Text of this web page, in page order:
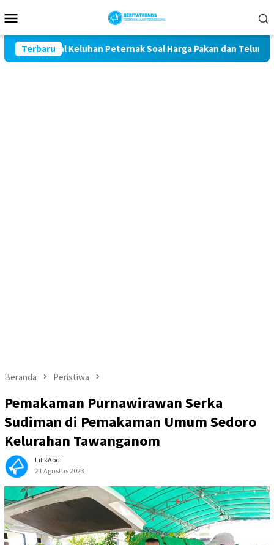
ke
Mobile
Terbaru
Kawal Keluhan Peternak Soal Harga Pakan dan Telur
Beranda Peristiwa
Pemakaman Purnawirawan Serka
Sudiman di Pemakaman Umum Sedoro
Kelurahan Tawanganom
LilikAbdi
21 Agustus 2023